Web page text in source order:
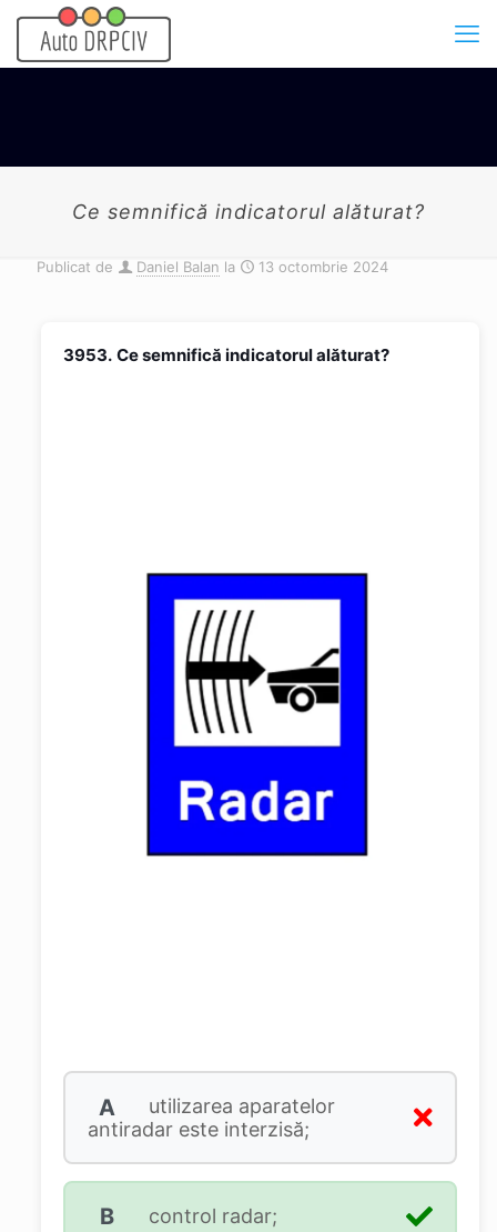
Ce semnifică indicatorul alăturat?
Publicat de Daniel Balan la 13 octombrie 2024
3953. Ce semnifică indicatorul alăturat?
A
utilizarea aparatelor
antiradar este interzisă;
B control radar;